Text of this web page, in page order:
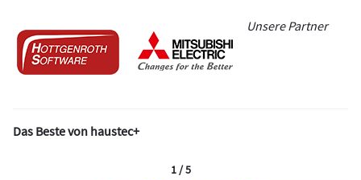
Unsere Partner
Das Beste von haustec+
1 / 5